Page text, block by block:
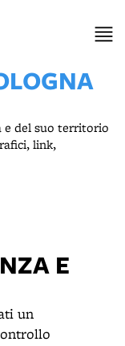
e del suo territorio
link,
E
un